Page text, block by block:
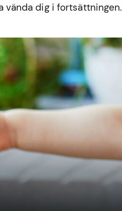
vända dig i fortsättningen.